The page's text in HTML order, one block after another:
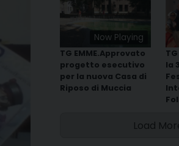
Now Playing
TG EMME.Approvato
progetto esecutivo
per la nuova Casa di
Riposo di Muccia
la
Load